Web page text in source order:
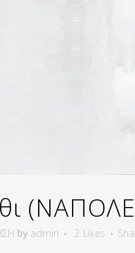
by admin 2 Likes